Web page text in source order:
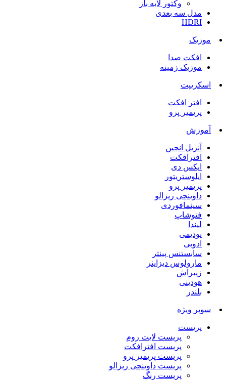
وکتور لایه باز
مدل سه بعدی
HDRI
موزیک
افکت صدا
موزیک زمینه
اسکریپت
افتر افکت
پریمیر پرو
آموزش
آنریل انجین
افترافکت
ایکس دی
ایلوستریتور
پریمیر پرو
داوینچی ریزالو
سینمافوردی
فتوشاپ
لیندا
یودیمی
ادوبی
سابستنس پینتر
مارولوس دیزاینر
زیبراش
هودینی
بلندر
سوپر ویژه
پریست
پریست لایت روم
پریست افترافکت
پریست پریمیر پرو
پریست داوینچی ریزالو
پریست رنگ